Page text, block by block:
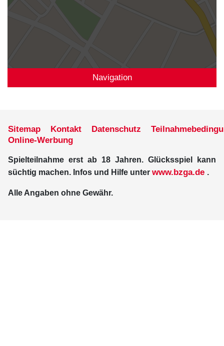
Navigation
Sitemap Kontakt Datenschutz
Online-Werbung
Spielteilnahme erst ab 18 Jahren. Glücksspiel kann
süchtig machen. Infos und Hilfe unter www.bzga.de .
Alle Angaben ohne Gewähr.